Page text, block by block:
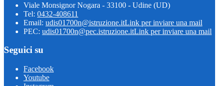
Viale Monsignor Nogara - 33100 - Udine (UD)
Tel: 0432-408611
Email: udis01700n@istruzione.itLink per inviare una mail
PEC: udis01700n@pec.istruzione.itLink per inviare una mail
Seguici su
Facebook
Youtube